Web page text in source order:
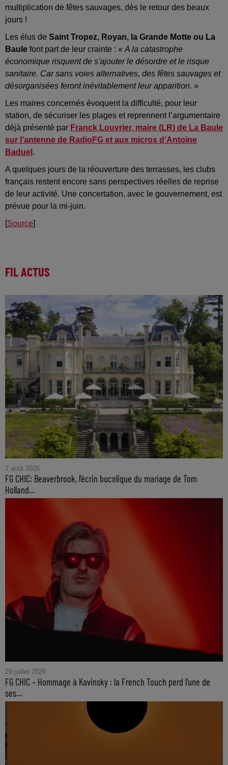
multiplication de fêtes sauvages, dès le retour des beaux
jours !
Les élus de Saint Tropez, Royan, la Grande Motte ou La
Baule font part de leur crainte : « A la catastrophe
économique risquent de s'ajouter le désordre et le risque
sanitaire. Car sans voies alternatives, des fêtes sauvages et
désorganisées feront inévitablement leur apparition. »
Les maires concernés évoquent la difficulté, pour leur
station, de sécuriser les plages et reprennent l’argumentaire
déjà présenté par Franck Louvrier, maire (LR) de La Baule
sur l’antenne de RadioFG et aux micros d’Antoine
Baduel .
A quelques jours de la réouverture des terrasses, les clubs
français restent encore sans perspectives réelles de reprise
de leur activité. Une concertation, avec le gouvernement, est
prévue pour la mi-juin.
[Source]
FIL ACTUS
7 août 2026
FG CHIC: Beaverbrook, l’écrin bucolique du mariage de Tom
Holland...
29 juillet 2026
FG CHIC – Hommage à Kavinsky : la French Touch perd l'une de
ses...